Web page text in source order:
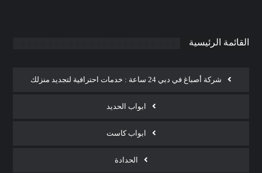
القائمة الرئيسية
شركة أصباغ في دبي 24 ساعة : خدمات احترافية لتجديد منزلك
ابواب الحديد
ابواب كاست
الحدادة